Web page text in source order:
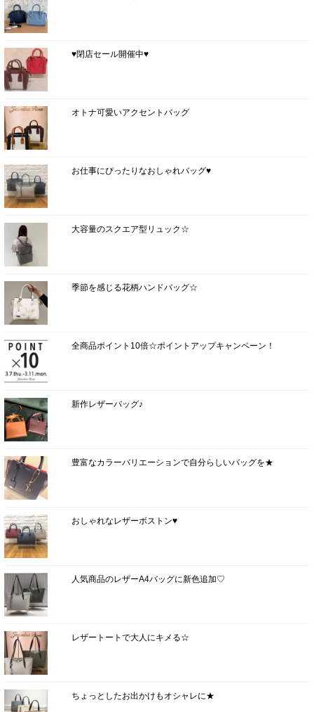
♥閉店セール開催中♥
オトナ可愛いアクセントバッグ
お仕事にぴったりなおしゃれバッグ♥
大容量のスクエア型リュック☆
季節を感じる花柄ハンドバッグ☆
全商品ポイント10倍☆ポイントアップキャンペーン！
新作レザーバッグ♪
豊富なカラーバリエーションで自分らしいバッグを★
おしゃれなレザーボストン♥
人気商品のレザーA4バッグに新色追加♡
レザートートで大人にキメる☆
ちょっとしたお出かけもオシャレに★